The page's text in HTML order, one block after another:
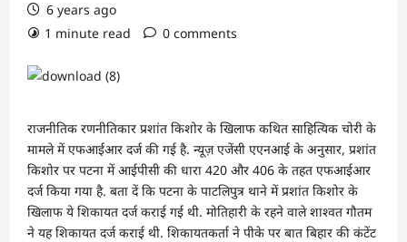
6 years ago
1 minute read
0 comments
राजनीतिक रणनीतिकार प्रशांत किशोर के खिलाफ कथित साहित्यिक चोरी के
मामले में एफआईआर दर्ज की गई है. न्यूज़ एजेंसी एएनआई के अनुसार, प्रशांत
किशोर पर पटना में आईपीसी की धारा 420 और 406 के तहत एफआईआर
दर्ज किया गया है. बता दें कि पटना के पाटलिपुत्र थाने में प्रशांत किशोर के
खिलाफ ये शिकायत दर्ज कराई गई थी. मोतिहारी के रहने वाले शाश्वत गौतम
ने यह शिकायत दर्ज कराई थी. शिकायतकर्ता ने पीके पर बात बिहार की कंटेंट